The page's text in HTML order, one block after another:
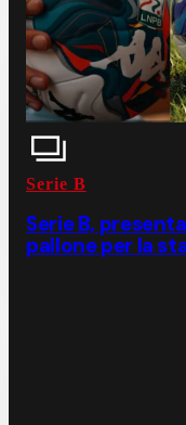
Serie B
Serie B,
pallone per la